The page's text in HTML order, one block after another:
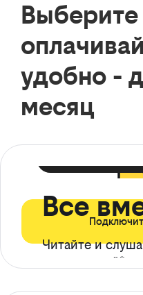
удобно -
месяц
Все
Читайте и
ограничений*